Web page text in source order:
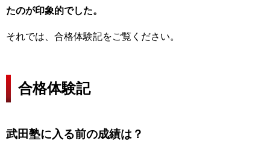
たのが印象的でした。
それでは、合格体験記をご覧ください。
合格体験記
武田塾に入る前の成績は？